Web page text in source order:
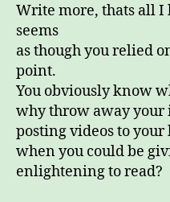
Write more, thats all I
seems
as though you relied
point.
You obviously know
why throw away
posting videos to your
when you could be
enlightening to read?